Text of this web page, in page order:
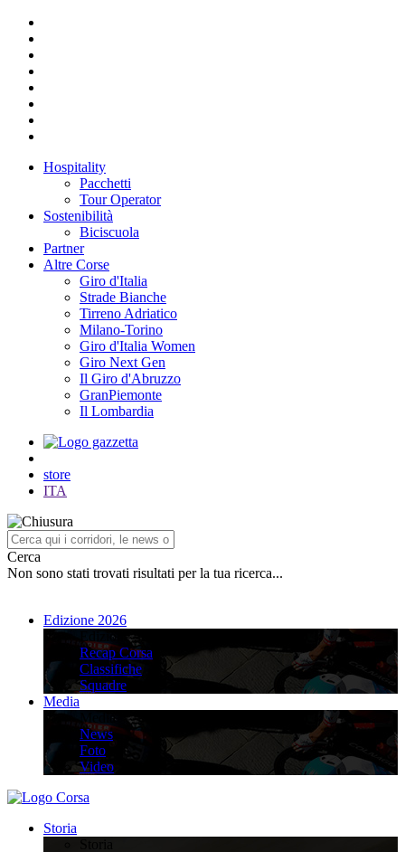
Hospitality
Pacchetti
Tour Operator
Sostenibilità
Biciscuola
Partner
Altre Corse
Giro d'Italia
Strade Bianche
Tirreno Adriatico
Milano-Torino
Giro d'Italia Women
Giro Next Gen
Il Giro d'Abruzzo
GranPiemonte
Il Lombardia
store
ITA
Cerca
Non sono stati trovati risultati per la tua ricerca...
Edizione 2026
Edizione 2026
Recap Corsa
Classifiche
Squadre
Media
Media
News
Foto
Video
Storia